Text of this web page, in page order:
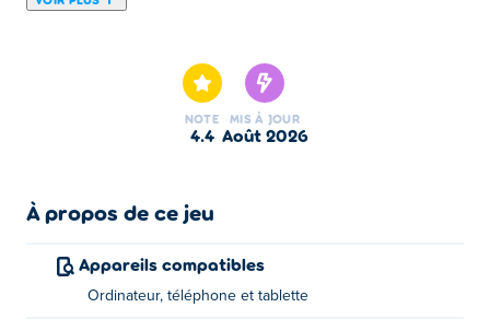
regardez-la rebondir et ricocher dans d'étroits tunnels
pour éliminer les blocs. Chaque niveau est un nouveau
défi à relever, et à la fin, les boss du Zodiaque vous
Parviendrez-vous à vaincre tous les boss du Zodiaque ?
Comment jouer à Ball vs Block ?
Cliquez ou appuyez pour prendre la photo.
NOTE
4.4
MIS À JOUR
août 2026
À propos de ce jeu
Appareils compatibles
Ordinateur, téléphone et tablette